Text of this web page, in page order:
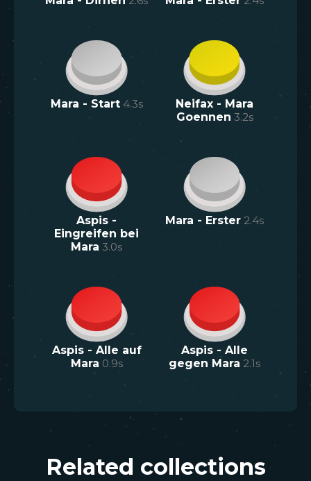
Mara - Start 4.3s
Neifax - Mara
Goennen 3.2s
Aspis -
Eingreifen bei
Mara 3.0s
Mara - Erster 2.4s
Aspis - Alle auf
Mara 0.9s
Aspis - Alle
gegen Mara 2.1s
Related collections